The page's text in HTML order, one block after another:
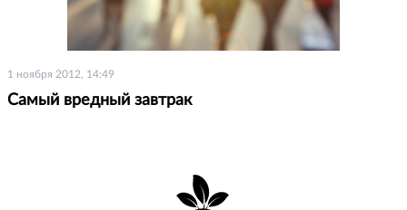
1 ноября 2012, 14:49
Самый вредный завтрак